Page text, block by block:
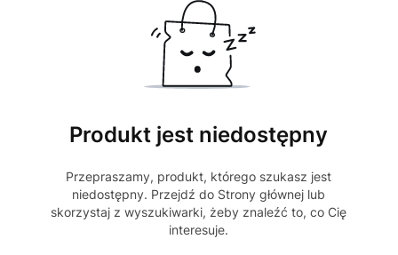
Produkt jest niedostępny
Przepraszamy, produkt, którego szukasz jest
niedostępny. Przejdź do Strony głównej lub
skorzystaj z wyszukiwarki, żeby znaleźć to, co Cię
interesuje.